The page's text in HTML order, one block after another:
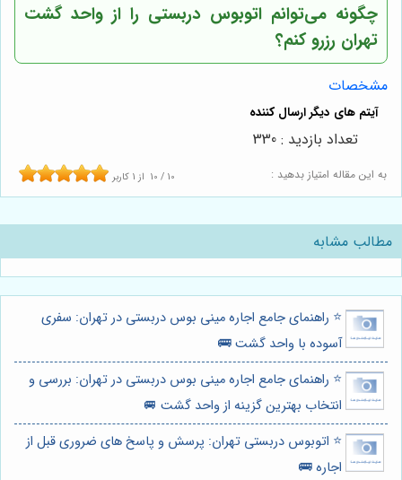
چگونه می‌توانم اتوبوس دربستی را از واحد گشت
تهران رزرو کنم؟
مشخصات
به این مقاله امتیاز بدهید : 10 / 10 از 1 کاربر
تعداد بازدید : 330
مطالب مشابه
⭐️ راهنمای جامع اجاره مینی بوس دربستی در تهران: سفری
آسوده با واحد گشت 🚌
⭐️ راهنمای جامع اجاره مینی بوس دربستی در تهران: بررسی و
انتخاب بهترین گزینه از واحد گشت 🚐
⭐️ اتوبوس دربستی تهران: پرسش و پاسخ های ضروری قبل از
اجاره 🚌